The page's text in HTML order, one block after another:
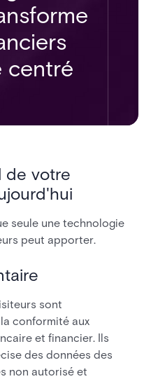
centré
de votre
seule une technologie
peut apporter.
sont
conformité aux
et financier. Ils
des données des
non autorisé et